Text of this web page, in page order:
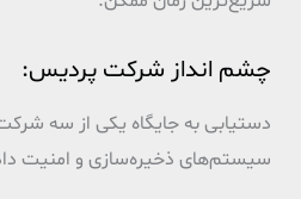
چشم انداز شرکت پردیس:
دستیابی به جایگاه یکی از سه شرکت
سیستم‌های ذخیره‌سازی و امنیت